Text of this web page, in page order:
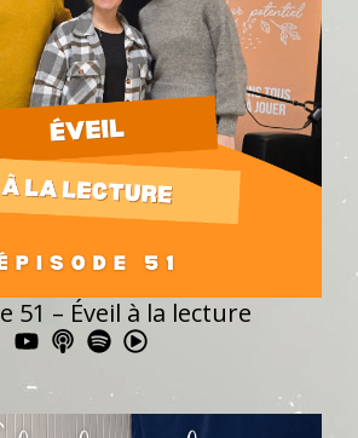
51 – Éveil à la lecture